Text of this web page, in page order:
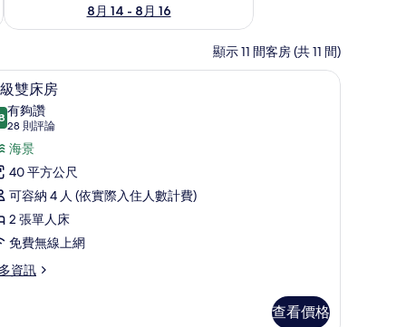
8月 14 - 8月 16
顯示 11 間客房 (共 11 間)
空間 高級寢具、客房內保險箱、書桌、筆電工作空
10雙床房
分，滿分 10 分
有夠讚
28 則評論
(28
則
評
論)
海景
40 平方公尺
可容納 4 人 (依實際入住人數計費)
2 張單人床
免費無線上網
資訊
查看價格